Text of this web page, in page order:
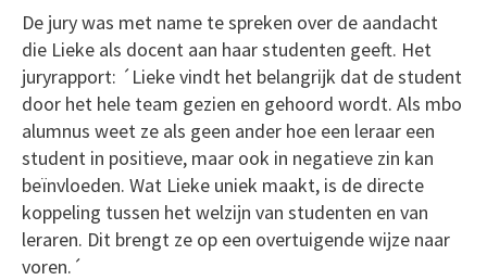
De jury was met name te spreken over de aandacht
die Lieke als docent aan haar studenten geeft. Het
juryrapport: ´Lieke vindt het belangrijk dat de student
door het hele team gezien en gehoord wordt. Als mbo
alumnus weet ze als geen ander hoe een leraar een
student in positieve, maar ook in negatieve zin kan
beïnvloeden. Wat Lieke uniek maakt, is de directe
koppeling tussen het welzijn van studenten en van
leraren. Dit brengt ze op een overtuigende wijze naar
voren.´